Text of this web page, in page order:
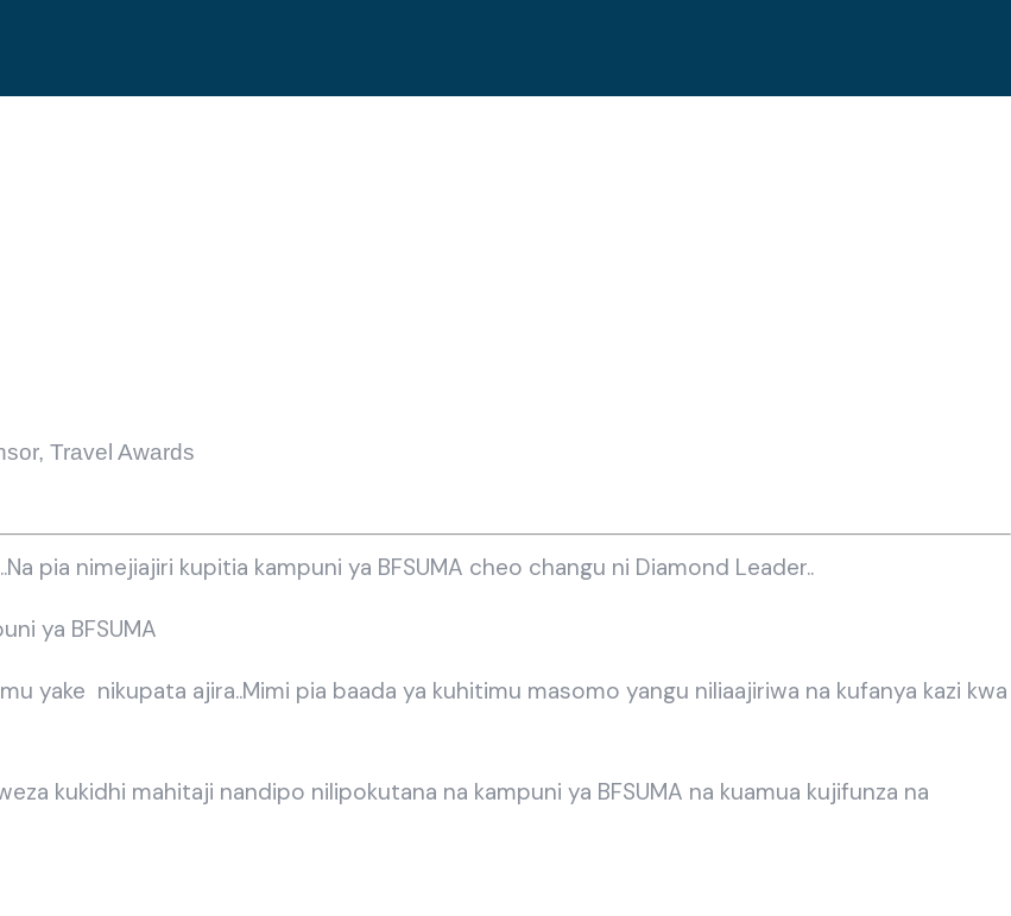
, Travel Awards
pia nimejiajiri kupitia kampuni ya BFSUMA cheo changu ni Diamond Leader..
ya BFSUMA
yake nikupata ajira..Mimi pia baada ya kuhitimu masomo yangu niliaajiriwa na kufanya kazi kwa
kukidhi mahitaji nandipo nilipokutana na kampuni ya BFSUMA na kuamua kujifunza na